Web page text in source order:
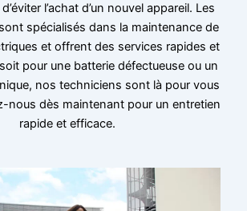
l’achat d’un nouvel appareil. Les
spécialisés dans la maintenance de
et offrent des services rapides et
pour une batterie défectueuse ou un
nos techniciens sont là pour vous
nous dès maintenant pour un entretien
rapide et efficace.